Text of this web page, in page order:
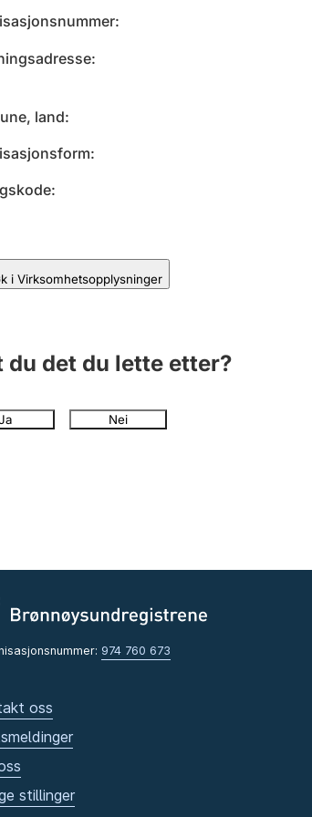
land
i Virksomhetsopplysninger
du det du lette etter?
Nei
974 760 673
oss
stillinger